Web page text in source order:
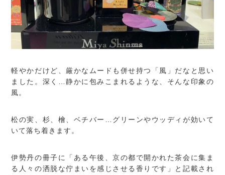
軽やかだけど、厳かなムードも併せ持つ「風」だなと思い
ました。深く…静かに包みこまれるような、そんな印象の
風。
松の実、杉、檜、ベチバー…グリーンやウッディが効いて
いて落ち着きます。
伊勢丹の冊子に「ある午後、京の都で開かれた茶会に集ま
る人々の洒脱な佇まいを感じさせる香りです」と記載され